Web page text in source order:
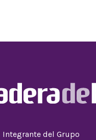
Integrante del Grupo